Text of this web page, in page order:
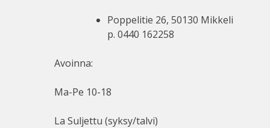
Poppelitie 26, 50130 Mikkeli
p. 0440 162258
Avoinna:
Ma-Pe 10-18
La Suljettu (syksy/talvi)